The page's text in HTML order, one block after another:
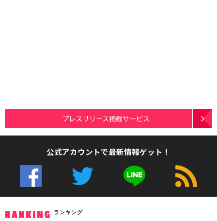
プレスリリース掲載サービス
公式アカウントで最新情報ゲット！
RANKING ランキング